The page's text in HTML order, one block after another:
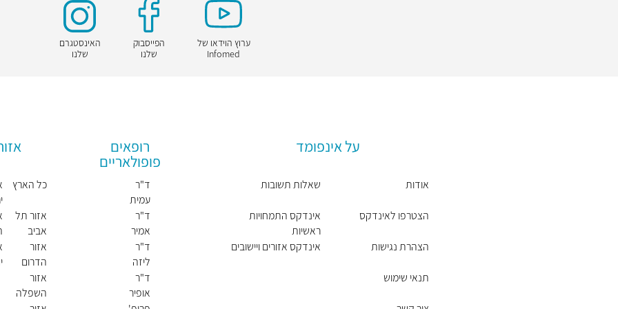
ערוץ הוידאו של
Infomed
הפייסבוק
שלנו
האינסטגרם
שלנו
על אינפומד
אודות
הצטרפו לאינדקס
הצהרת נגישות
תנאי שימוש
שאלות תשובות
אינדקס התמחויות
ראשיות
אינדקס אזורים ויישובים
רופאים
פופולאריים
ד"ר
עמית
דרוין
ד"ר
אמיר
שרעבי
ד"ר
ליזה
קאלי
ד"ר
אופיר
כל הארץ
אזור תל
אביב
אזור
הדרום
אזור
השפלה